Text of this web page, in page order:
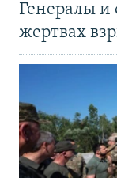
Генералы и
жертвах